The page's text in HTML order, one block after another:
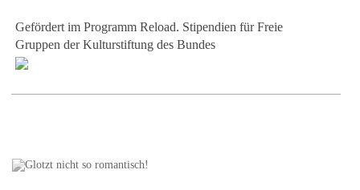
Gefördert im Programm Reload. Stipendien für Freie
Gruppen der Kulturstiftung des Bundes